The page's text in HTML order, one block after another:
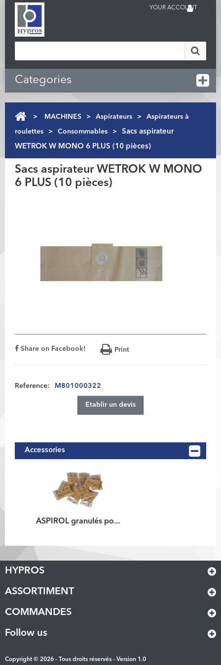
YOUR ACCOUNT
Categories
> MACHINES > Aspirateurs > Aspirateurs à
roulettes > Consommables >
Sacs aspirateur
WETROK W MONO 6 PLUS (10 pièces)
Sacs aspirateur WETROK W MONO
6 PLUS (10 pièces)
Share on Facebook! Print
Reference: M801000322
Etablir un devis
Accessories
ASPIROL granulés po...
HYPROS
Copyright © 2026 - Tous droits réservés - Version 1.0
ASSORTIMENT
COMMANDES
Follow us